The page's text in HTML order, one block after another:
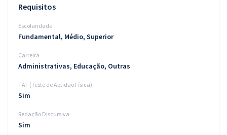
Requisitos
Escolaridade
Fundamental, Médio, Superior
Carreira
Administrativas, Educação, Outras
TAF (Teste de Aptidão Física)
Sim
Redação Discursiva
Sim